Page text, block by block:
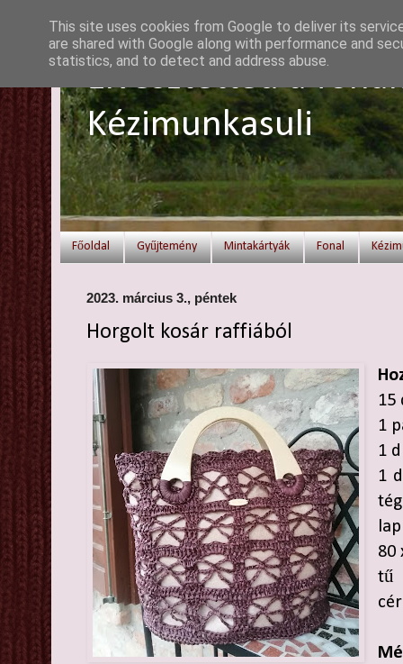
Elvesztetted a
Kézimunkasuli
Főoldal Gyűjtemény Mintakártyák Fonal
2023. március 3., péntek
Horgolt kosár raffiából
15
1
1
1
lap
80
tű
This site uses cookies from Google to deliver its
are shared with Google along with performance and
statistics, and to detect and address abuse.